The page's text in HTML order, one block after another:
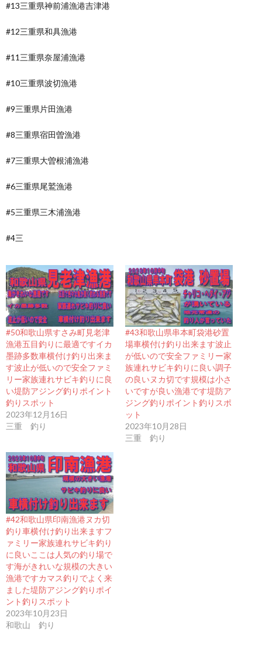
#13三重県神前浦漁港吉津港
#12三重県和具漁港
#11三重県奈屋浦漁港
#10三重県波切漁港
#9三重県片田漁港
#8三重県宿田曽漁港
#7三重県大曽根浦漁港
#6三重県尾鷲漁港
#5三重県三木浦漁港
#4三
#50和歌山県すさみ町見老津
漁港五目釣りに最適ですイカ
墨跡多数車横付け釣り出来ま
す波止が低いので安全ファミ
リー家族連れサビキ釣りに良
い堤防アジング釣りポイント
釣りスポット
2023年12月16日
三重 釣り
#43和歌山県串本町袋港砂置
場車横付け釣り出来ます波止
が低いので安全ファミリー家
族連れサビキ釣りに良い調子
の良いヌカ切です規模は小さ
いですが良い漁港です堤防ア
ジング釣りポイント釣りスポ
ット
2023年10月28日
三重 釣り
#42和歌山県印南漁港ヌカ切
釣り車横付け釣り出来ますフ
ァミリー家族連れサビキ釣り
に良いここは人気の釣り場で
す海がきれいな規模の大きい
漁港ですカマス釣りでよく来
ました堤防アジング釣りポイ
ント釣りスポット
2023年10月23日
和歌山 釣り